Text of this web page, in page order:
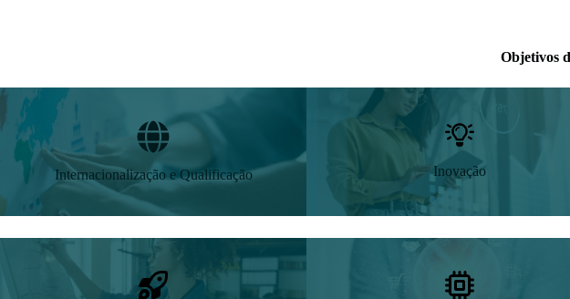
Objetivos
Internacionalização e Qualificação Inovação